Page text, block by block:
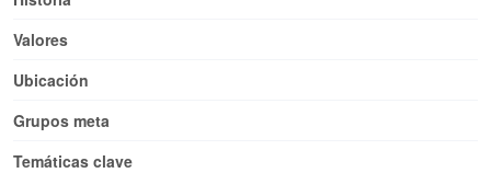
Valores
Ubicación
Grupos meta
Temáticas clave